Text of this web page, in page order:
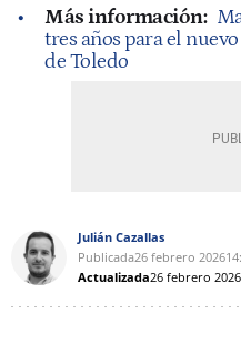
Más información:
tres años para el
de Toledo
Julián Cazallas
Publicada26 febrero 2026
Actualizada26 febrero 2026